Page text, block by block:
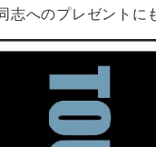
志へのプレゼントに